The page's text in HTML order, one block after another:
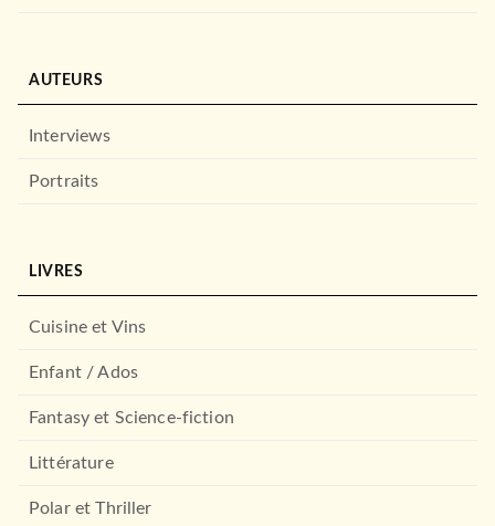
AUTEURS
Interviews
Portraits
LIVRES
Cuisine et Vins
Enfant / Ados
Fantasy et Science-fiction
Littérature
Polar et Thriller